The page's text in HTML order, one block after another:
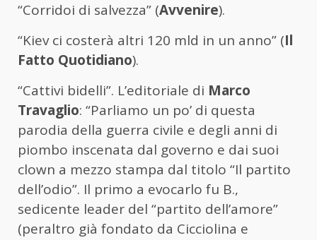
“Corridoi di salvezza” (Avvenire).
“Kiev ci costerà altri 120 mld in un anno” (Il
Fatto Quotidiano).
“Cattivi bidelli”. L’editoriale di Marco
Travaglio: “Parliamo un po’ di questa
parodia della guerra civile e degli anni di
piombo inscenata dal governo e dai suoi
clown a mezzo stampa dal titolo “Il partito
dell’odio”. Il primo a evocarlo fu B.,
sedicente leader del “partito dell’amore”
(peraltro già fondato da Cicciolina e